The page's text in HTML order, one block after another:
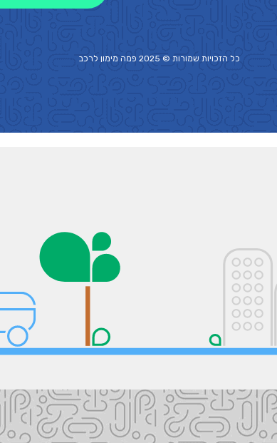
כל הזכויות שמורות © 2025 פמה מימון לרכב